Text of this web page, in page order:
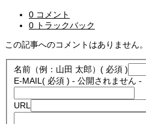
0 コメント
0 トラックバック
この記事へのコメントはありません。
名前（例：山田 太郎） ( 必須 )
E-MAIL ( 必須 ) - 公開されません -
URL